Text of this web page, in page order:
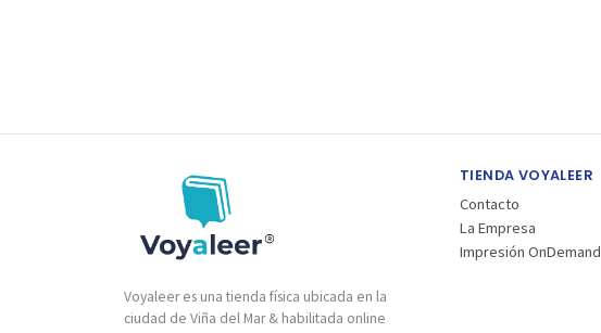
Voyaleer es una tienda física ubicada en la
ciudad de Viña del Mar & habilitada online
TIENDA VOYALEER
Contacto
La Empresa
Impresión OnDemand